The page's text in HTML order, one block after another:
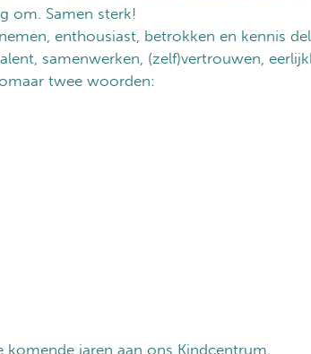
om. Samen sterk!
enthousiast, betrokken en kennis
samenwerken, (zelf)vertrouwen,
twee woorden:
jaren aan ons Kindcentrum.